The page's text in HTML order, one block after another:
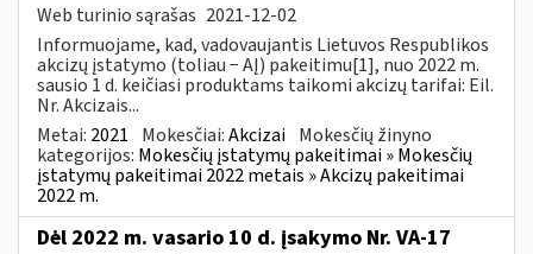
Web turinio sąrašas 2021-12-02
Informuojame, kad, vadovaujantis Lietuvos Respublikos
akcizų įstatymo (toliau − AĮ) pakeitimu[1], nuo 2022 m.
sausio 1 d. keičiasi produktams taikomi akcizų tarifai: Eil.
Nr. Akcizais...
Metai: 2021 Mokesčiai:Akcizai Mokesčių žinyno
kategorijos: Mokesčių įstatymų pakeitimai » Mokesčių
įstatymų pakeitimai 2022 metais » Akcizų pakeitimai
2022 m.
Dėl 2022 m. vasario 10 d. įsakymo Nr. VA-17